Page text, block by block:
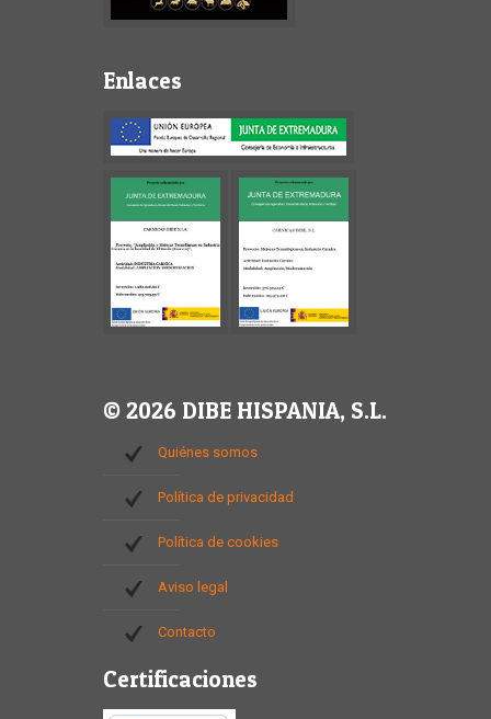
Enlaces
© 2026 DIBE HISPANIA, S.L.
Quiénes somos
Política de privacidad
Política de cookies
Aviso legal
Contacto
Certificaciones